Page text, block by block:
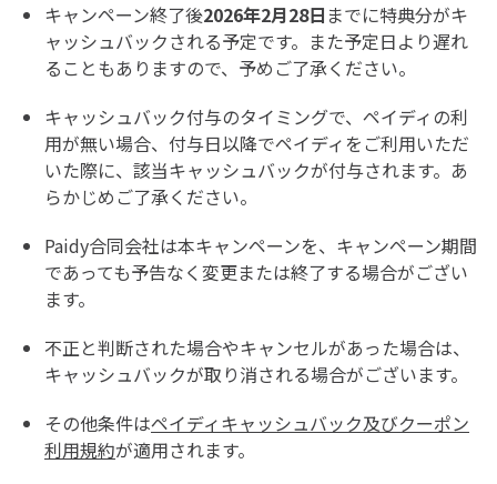
キャンペーン終了後2026年2月28日 までに特典分がキ
ャッシュバックされる予定です。また予定日より遅れ
ることもありますので、予めご了承ください。
キャッシュバック付与のタイミングで、ペイディの利
用が無い場合、付与日以降でペイディをご利用いただ
いた際に、該当キャッシュバックが付与されます。あ
らかじめご了承ください。
Paidy合同会社は本キャンペーンを、キャンペーン期間
であっても予告なく変更または終了する場合がござい
ます。
不正と判断された場合やキャンセルがあった場合は、
キャッシュバックが取り消される場合がございます。
その他条件はペイディキャッシュバック及びクーポン
利用規約が適用されます。